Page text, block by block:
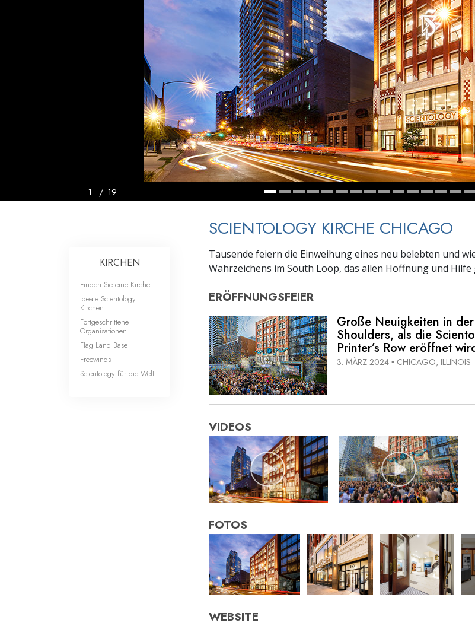
Liebe und Hass – Was ist Größe?
1 / 19
SCIENTOLOGY KIRCHE CHICAGO
Tausende feiern die Einweihung eines neu belebten und
Wahrzeichens im South Loop, das allen Hoffnung und Hilfe
ERÖFFNUNGSFEIER
Große Neuigkeiten in
Shoulders, als die
Printer’s Row eröffnet
3. MÄRZ 2024 • CHICAGO, ILLINOIS
VIDEOS
FOTOS
WEBSITE
KIRCHEN
Finden Sie eine Kirche
Ideale Scientology
Kirchen
Fortgeschrittene
Organisationen
Flag Land Base
Freewinds
Scientology für die Welt